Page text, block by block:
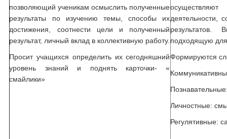
позволяющий ученикам осмыслить полученные
результаты по изучению темы, способы их
достижения, соотнести цели и полученный
результат, личный вклад в коллективную работу.
Просит учащихся определить их сегодняшний
уровень знаний и поднять карточки- «
смайлики»
деятельности,
подходящую для
Формируются
Личностные:
Регулятивные: